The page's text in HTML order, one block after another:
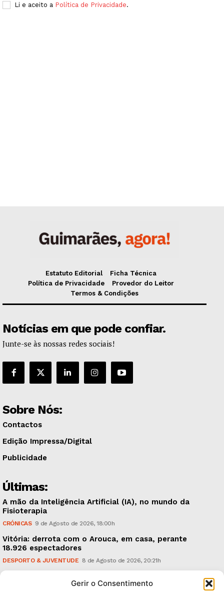
Gerir o Consentimento
Li e aceito a Política de Privacidade.
Estatuto Editorial
Ficha Técnica
Política de Privacidade
Provedor do Leitor
Termos & Condições
Notícias em que pode confiar.
Junte-se às nossas redes sociais!
Sobre Nós:
Contactos
Edição Impressa/Digital
Publicidade
Últimas:
A mão da Inteligência Artificial (IA), no mundo da
Fisioterapia
CRÓNICAS 9 de Agosto de 2026, 18:00h
Vitória: derrota com o Arouca, em casa, perante
18.926 espectadores
DESPORTO & JUVENTUDE 8 de Agosto de 2026, 20:21h
Sonus Art Fest: o epicentro da música emergente em